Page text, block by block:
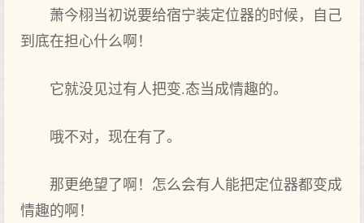
萧今栩当初说要给宿宁装定位器的时候，自己
到底在担心什么‌啊！
它就‌没见过有人把变.态当成情趣的。
哦不对，现在有了。
那‌更绝望了啊！怎么‌会有人能把定位器都变成
情趣的啊！